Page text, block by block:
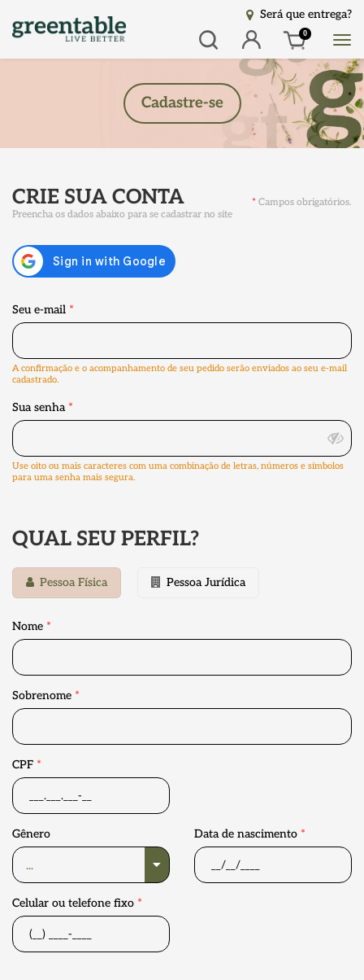
Será que entrega?
Busca
Entrar 0
Cadastre-se
CRIE SUA CONTA
Preencha os dados abaixo para se cadastrar no site
* Campos obrigatórios.
Seu e-mail *
A confirmação e o acompanhamento de seu pedido serão enviados ao seu e-mail
cadastrado.
Sua senha *
Use oito ou mais caracteres com uma combinação de letras, números e símbolos
para uma senha mais segura.
QUAL SEU PERFIL?
Pessoa Física Pessoa Jurídica
Nome *
Sobrenome *
CPF *
Gênero Data de nascimento *
Celular ou telefone fixo *